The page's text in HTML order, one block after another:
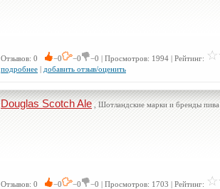
Отзывов: 0 −0 −0 −0 | Просмотров: 1994 | Рейтинг:
подробнее | добавить отзыв/оценить
Douglas Scotch Ale, Шотландские марки и бренды пива
Отзывов: 0 −0 −0 −0 | Просмотров: 1703 | Рейтинг: